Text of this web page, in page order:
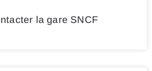
la gare SNCF